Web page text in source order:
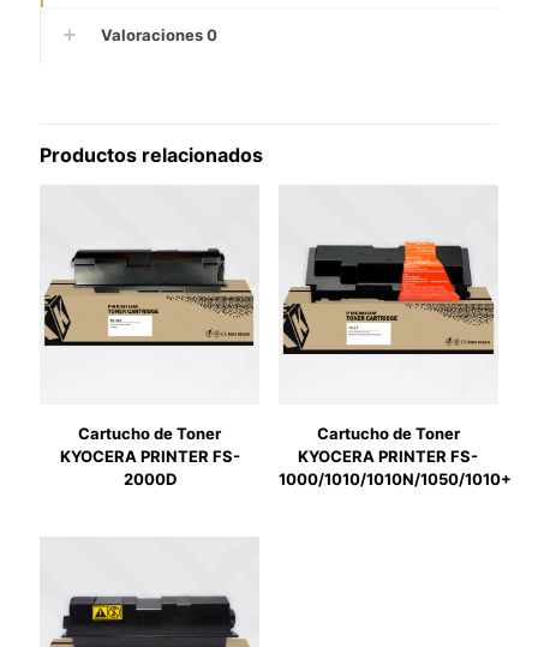
Valoraciones0
Productos relacionados
Cartucho de Toner
KYOCERA PRINTER FS-
2000D
Cartucho de Toner
KYOCERA PRINTER FS-
1000/1010/1010N/1050/1010+